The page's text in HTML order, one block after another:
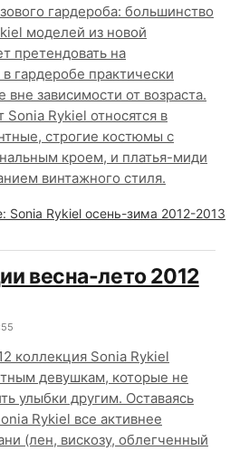
гардероба: большинство
моделей из новой
претендовать на
гардеробе практически
зависимости от возраста.
Rykiel относятся в
строгие костюмы с
кроем, и платья-миди
винтажного стиля.
весна-лето 2012
коллекция Sonia Rykiel
девушкам, которые не
улыбки другим. Оставаясь
Rykiel все активнее
(лен, вискозу, облегченный